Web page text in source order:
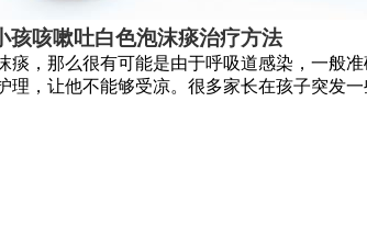
孩咳嗽吐白色泡沫痰治疗方法
痰，那么很有可能是由于呼吸道感染，一般
理，让他不能够受凉。很多家长在孩子突发